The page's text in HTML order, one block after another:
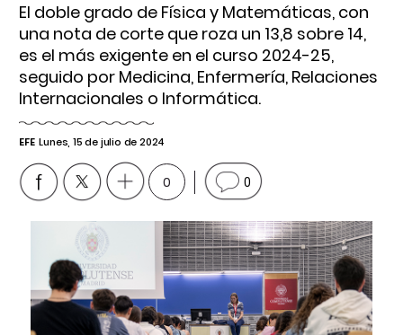
El doble grado de Física y Matemáticas, con
una nota de corte que roza un 13,8 sobre 14,
es el más exigente en el curso 2024-25,
seguido por Medicina, Enfermería, Relaciones
Internacionales o Informática.
EFE Lunes, 15 de julio de 2024
0 0